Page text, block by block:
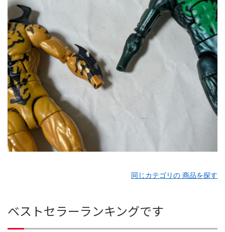
同じカテゴリの 商品を探す
ベストセラーランキングです